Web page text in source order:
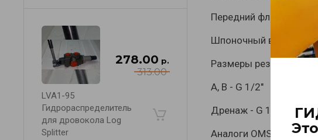
313.00
278.00 р.
LVA1-95
Гидрораспределитель
для дровокола Log
Splitter
Передний фланец -
Шпоночный вал,
Размеры резьбовых
А, В - G 1/2"
Дренаж - G 1/4"
Аналоги OMS80